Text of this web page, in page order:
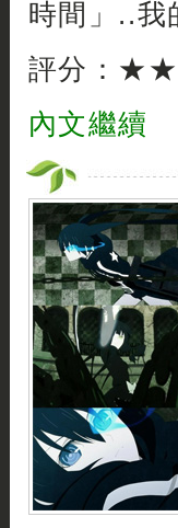
時間」..我
評分：
內文繼續